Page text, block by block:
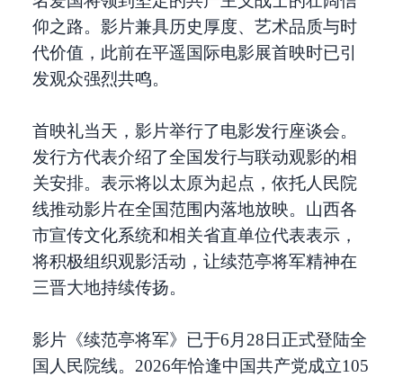
仰之路。影片兼具历史厚度、艺术品质与时
代价值，此前在平遥国际电影展首映时已引
发观众强烈共鸣。
首映礼当天，影片举行了电影发行座谈会。
发行方代表介绍了全国发行与联动观影的相
关安排。表示将以太原为起点，依托人民院
线推动影片在全国范围内落地放映。山西各
市宣传文化系统和相关省直单位代表表示，
将积极组织观影活动，让续范亭将军精神在
三晋大地持续传扬。
影片《续范亭将军》已于6月28日正式登陆全
国人民院线。2026年恰逢中国共产党成立105